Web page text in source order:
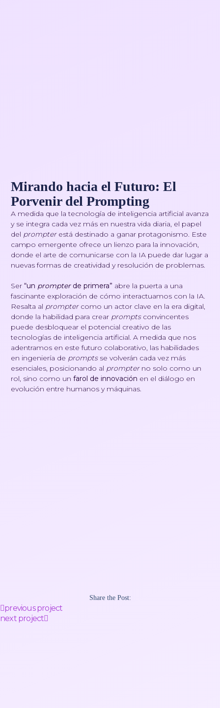
Mirando hacia el Futuro: El
Porvenir del Prompting
A medida que la tecnología de inteligencia artificial avanza
y se integra cada vez más en nuestra vida diaria, el papel
del prompterestá destinado a ganar protagonismo. Este
campo emergente ofrece un lienzo para la innovación,
donde el arte de comunicarse con la IA puede dar lugar a
nuevas formas de creatividad y resolución de problemas.
Ser“un prompterde primera” abre la puerta a una
fascinante exploración de cómo interactuamos con la IA.
Resalta al promptercomo un actor clave en la era digital,
donde la habilidad para crear promptsconvincentes
puede desbloquear el potencial creativo de las
tecnologías de inteligencia artificial. A medida que nos
adentramos en este futuro colaborativo, las habilidades
en ingeniería de promptsse volverán cada vez más
esenciales, posicionando al prompterno solo como un
rol, sino como unfarol de innovación en el diálogo en
evolución entre humanos y máquinas.
Share the Post:
previous project
next project